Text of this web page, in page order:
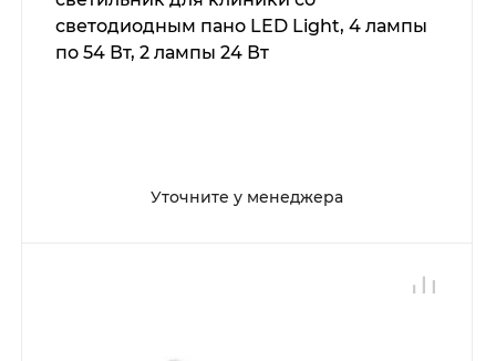
светодиодным пано LED Light, 4 лампы
по 54 Вт, 2 лампы 24 Вт
Уточните у менеджера